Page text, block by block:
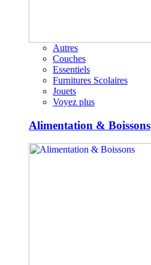
Autres
Couches
Essentiels
Furnitures Scolaires
Jouets
Voyez plus
Alimentation & Boissons